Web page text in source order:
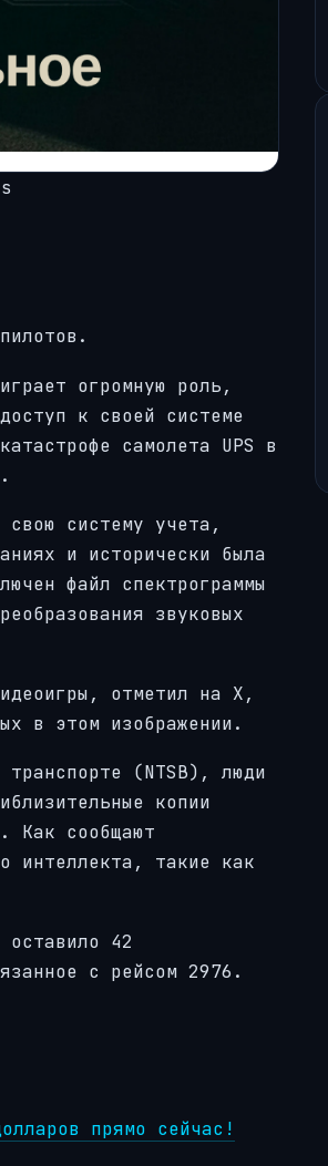
огромную роль,
к своей системе
самолета UPS в
свою систему учета,
и исторически была
файл спектрограммы
звуковых
отметил на X,
в этом изображении.
(NTSB), люди
копии
Как сообщают
интеллекта, такие как
42
с рейсом 2976.
прямо сейчас!